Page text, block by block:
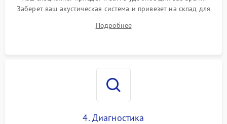
Заберет ваш акустическая система и привезет на склад для
Подробнее
4. Диагностика